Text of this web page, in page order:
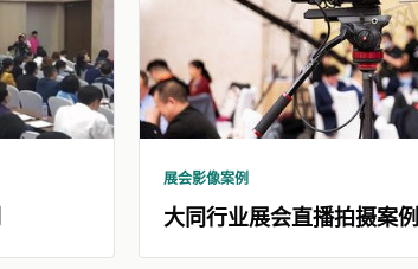
展会影像案例
大同行业展会直播拍摄案例